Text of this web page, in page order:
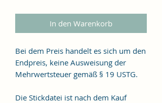
In den Warenkorb
Bei dem Preis handelt es sich um den
Endpreis, keine Ausweisung der
Mehrwertsteuer gemäß § 19 USTG.
Die Stickdatei ist nach dem Kauf